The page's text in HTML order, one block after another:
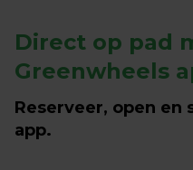
Direct op pad
Greenwheels
Reserveer, open en
app.